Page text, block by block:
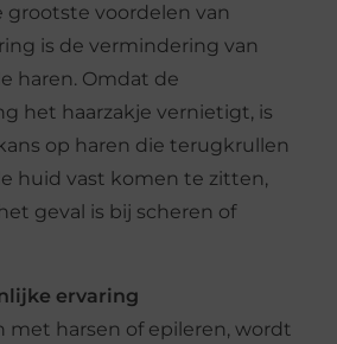
grootste voordelen van
is de vermindering van
haren. Omdat de
het haarzakje vernietigt, is
op haren die terugkrullen
huid vast komen te zitten,
geval is bij scheren of
ervaring
met harsen of epileren, wordt